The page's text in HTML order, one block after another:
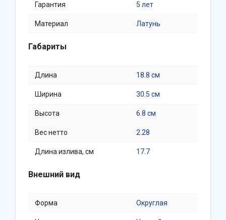
Гарантия 5 лет
Материал Латунь
Габариты
Длина 18.8 см
Ширина 30.5 см
Высота 6.8 см
Вес нетто 2.28
Длина излива, см 17.7
Внешний вид
Форма Округлая